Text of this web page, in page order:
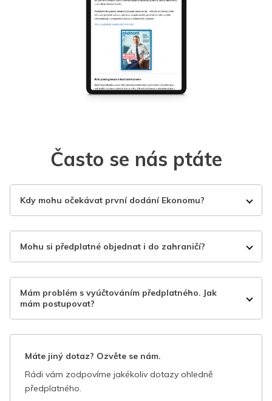
Často se nás ptáte
Kdy mohu očekávat první dodání Ekonomu?
Mohu si předplatné objednat i do zahraničí?
Mám problém s vyúčtováním předplatného. Jak
mám postupovat?
Máte jiný dotaz? Ozvěte se nám.
Rádi vám zodpovíme jakékoliv dotazy ohledně
předplatného.